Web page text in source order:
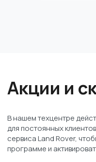
Акции и
В нашем техцентре
для постоянных
сервиса Land Rover,
программе и